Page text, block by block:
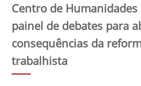
Centro de
painel de debates para
consequências da
trabalhista